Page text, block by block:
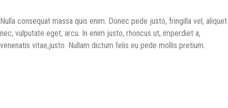
Nulla consequat massa quis enim. Donec pede justo, fringilla vel, aliquet
nec, vulputate eget, arcu. In enim justo, rhoncus ut, imperdiet a,
venenatis vitae,justo. Nullam dictum felis eu pede mollis pretium.